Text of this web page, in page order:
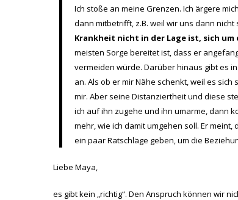
Ich stoße an meine Grenzen. Ich ärgere
dann mitbetrifft, z.B. weil wir uns dann nicht
Krankheit nicht in der Lage ist, sich
meisten Sorge bereitet ist, dass er
vermeiden würde. Darüber hinaus gibt es
an. Als ob er mir Nähe schenkt, weil es
mir. Aber seine Distanziertheit und diese
ich auf ihn zugehe und ihn umarme, dann
mehr, wie ich damit umgehen soll. Er
ein paar Ratschläge geben, um die
Liebe Maya,
es gibt kein „richtig“. Den Anspruch können wir